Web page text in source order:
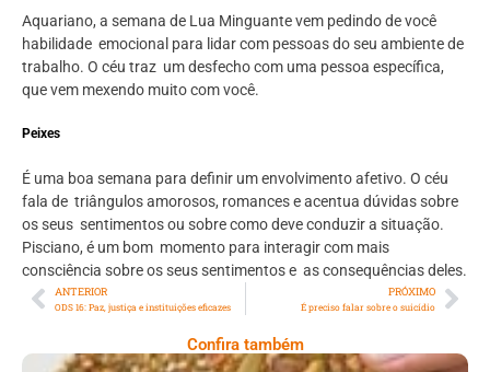
Aquariano, a semana de Lua Minguante vem pedindo de você
habilidade emocional para lidar com pessoas do seu ambiente de
trabalho. O céu traz um desfecho com uma pessoa específica,
que vem mexendo muito com você.
Peixes
É uma boa semana para definir um envolvimento afetivo. O céu
fala de triângulos amorosos, romances e acentua dúvidas sobre
os seus sentimentos ou sobre como deve conduzir a situação.
Pisciano, é um bom momento para interagir com mais
consciência sobre os seus sentimentos e as consequências deles.
ANTERIOR
ODS 16: Paz, justiça e instituições eficazes
PRÓXIMO
É preciso falar sobre o suicídio
Confira também